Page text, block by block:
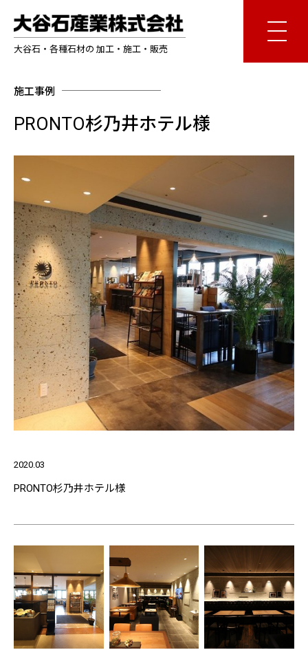
大谷石・各種石材の 加工・施工・販売
施工事例
PRONTO杉乃井ホテル様
2020.03
PRONTO杉乃井ホテル様